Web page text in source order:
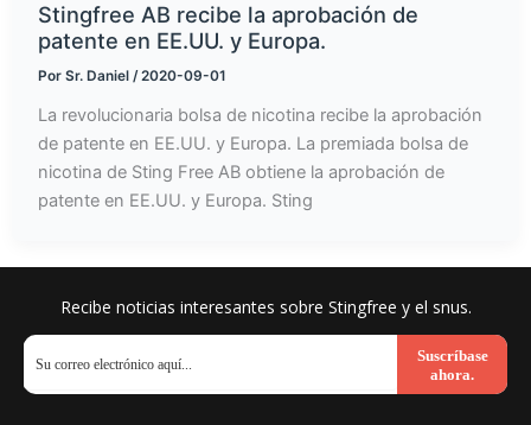
Stingfree AB recibe la aprobación de
patente en EE.UU. y Europa.
Por Sr. Daniel /2020-09-01
La revolucionaria bolsa de nicotina recibe la aprobación
de patente en EE.UU. y Europa. La premiada bolsa de
nicotina de Sting Free AB obtiene la aprobación de
patente en EE.UU. y Europa. Sting
Recibe noticias interesantes sobre Stingfree y el snus.
Suscríbase
ahora.